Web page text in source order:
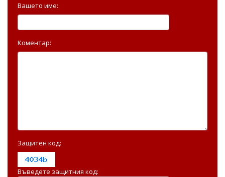
Вашето име:
Коментар:
Защитен код:
Въведете защитния код: